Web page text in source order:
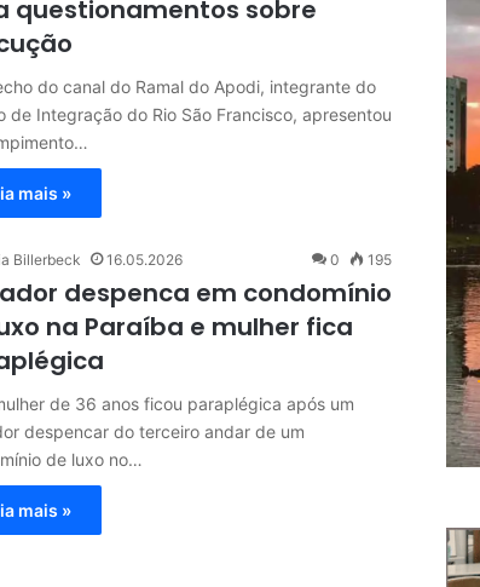
questionamentos sobre
do canal do Ramal do Apodi, integrante do
de Integração do Rio São Francisco, apresentou
mais »
Billerbeck 16.05.2026 0 195
despenca em condomínio
na Paraíba e mulher fica
de 36 anos ficou paraplégica após um
despencar do terceiro andar de um
de luxo no…
mais »